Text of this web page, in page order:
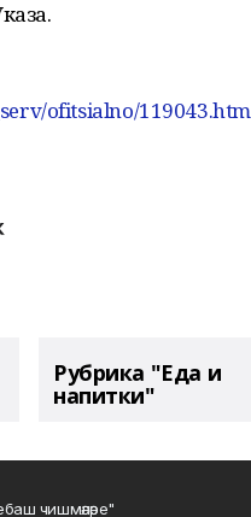
ofitsialno/
Рубрика "Еда и
напитки"
чишмәләре"